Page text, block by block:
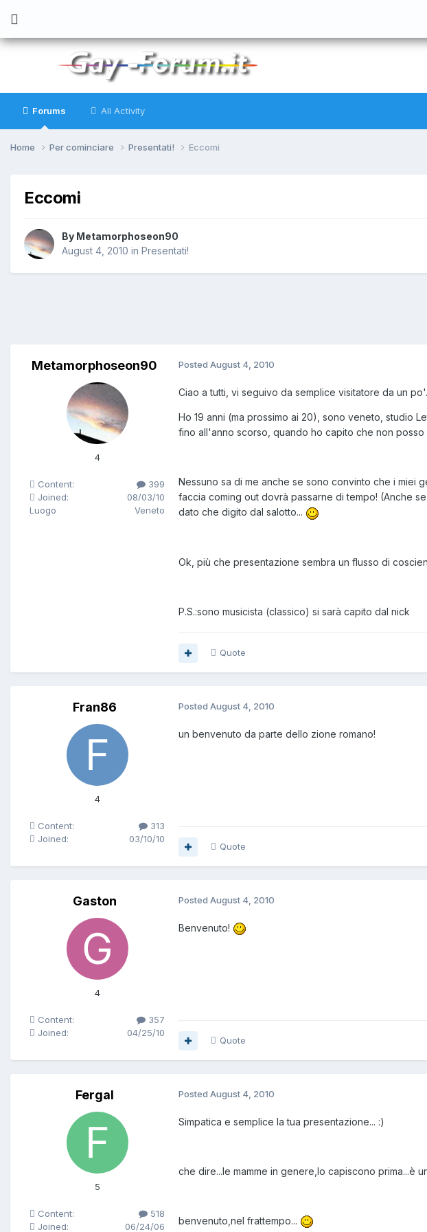
Forums All Activity
Home Per cominciare Presentati! Eccomi
Eccomi
By Metamorphoseon90
August 4, 2010 in Presentati!
Metamorphoseon90
4
Content:
399
Joined:
08/03/10
Luogo
Veneto
Posted August 4, 2010
Ciao a tutti, vi seguivo da semplice visitatore da un
Ho 19 anni (ma prossimo ai 20), sono veneto, studio
fino all'anno scorso, quando ho capito che non
Nessuno sa di me anche se sono convinto che i miei
faccia coming out dovrà passarne di tempo! (Anche
dato che digito dal salotto...
Ok, più che presentazione sembra un flusso di
P.S.:sono musicista (classico) si sarà capito dal nick
Quote
Fran86
4
Content:
313
Joined:
03/10/10
Posted August 4, 2010
un benvenuto da parte dello zione romano!
Quote
Gaston
4
Content:
357
Joined:
04/25/10
Posted August 4, 2010
Benvenuto!
Quote
Fergal
5
Content:
518
Joined:
06/24/06
Posted August 4, 2010
Simpatica e semplice la tua presentazione... :)
che dire...le mamme in genere,lo capiscono prima...è
benvenuto,nel frattempo...